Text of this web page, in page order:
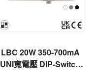
LBC 20W 350-700mA
UNI寬電壓 DIP-Switch